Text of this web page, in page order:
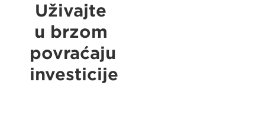
Uživajte
u brzom
povraćaju
investicije